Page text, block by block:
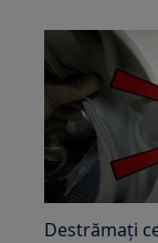
Destrămați